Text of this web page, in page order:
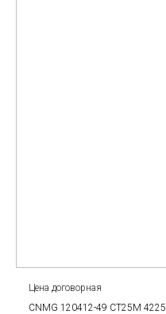
Цена договорная
CNMG 120412-49 CT25M 4225